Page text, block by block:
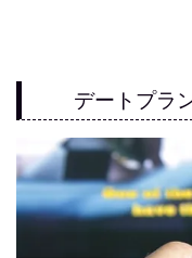
デートプラ